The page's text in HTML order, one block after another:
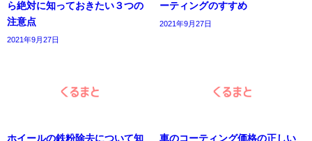
ら絶対に知っておきたい３つの
注意点
2021年9月27日
ーティングのすすめ
2021年9月27日
ホイールの鉄粉除去について知
車のコーティング価格の正しい